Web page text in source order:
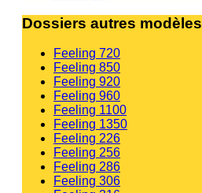
Dossiers autres modèles
Feeling 720
Feeling 850
Feeling 920
Feeling 960
Feeling 1100
Feeling 1350
Feeling 226
Feeling 256
Feeling 286
Feeling 306